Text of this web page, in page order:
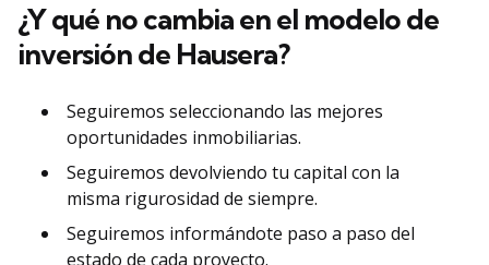
¿Y qué no cambia en el modelo de
inversión de Hausera?
Seguiremos seleccionando las mejores
oportunidades inmobiliarias.
Seguiremos devolviendo tu capital con la
misma rigurosidad de siempre.
Seguiremos informándote paso a paso del
estado de cada proyecto.